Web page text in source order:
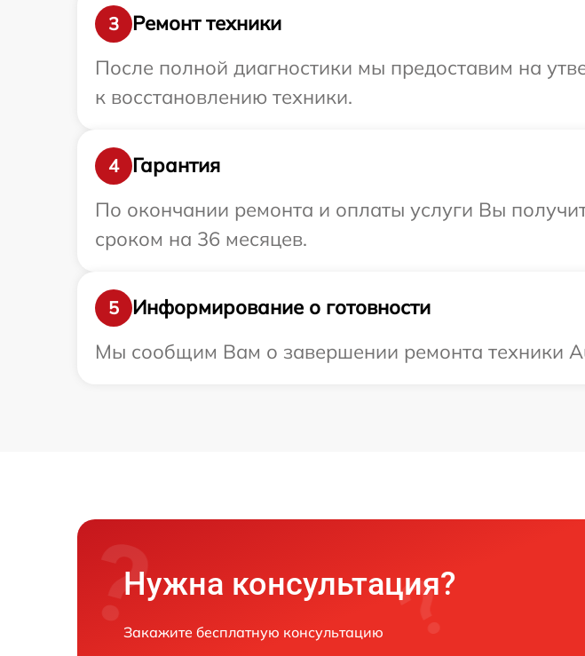
3
Ремонт техники
После полной диагностики мы предоставим на
к восстановлению техники.
4
Гарантия
По окончании ремонта и оплаты услуги Вы
сроком на 36 месяцев.
5
Информирование о готовности
Мы сообщим Вам о завершении ремонта техники
Нужна консультация?
Закажите бесплатную консультацию